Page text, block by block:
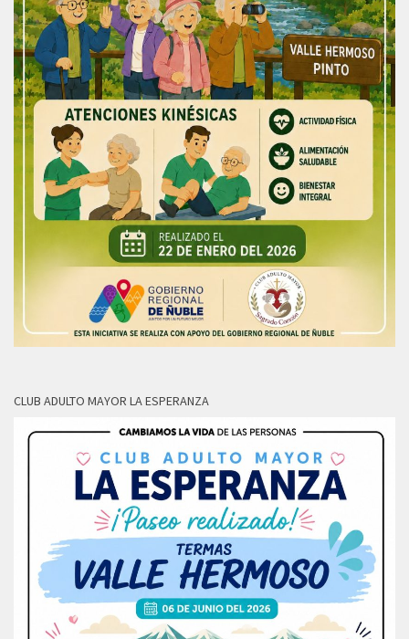
CLUB ADULTO MAYOR LA ESPERANZA